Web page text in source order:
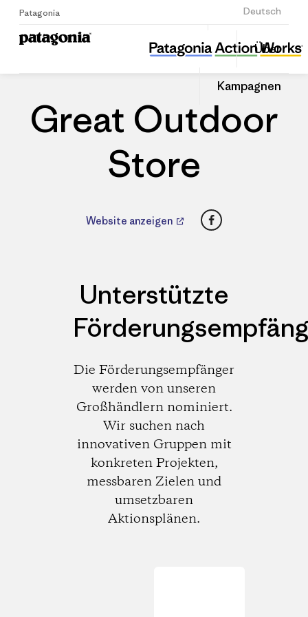
Patagonia Deutsch
Anmelden
Über
Kampagnen
Great Outdoor Store
Diesen
Beitrag
Auf
teilen
Great Outdoor
Store
Website anzeigen Facebook
Unterstützte
Die Förderungsempfänger
werden von unseren
Großhändlern nominiert.
Wir suchen nach
innovativen Gruppen mit
konkreten Projekten,
messbaren Zielen und
umsetzbaren
Aktionsplänen.